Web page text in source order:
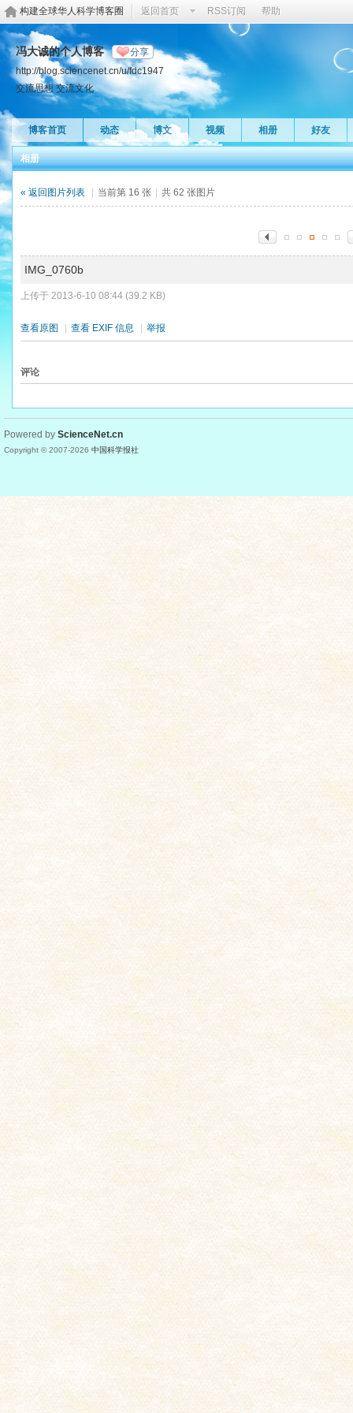
构建全球华人科学博客圈 返回首页 RSS订阅 帮助
冯大诚的个人博客 分享
http://blog.sciencenet.cn/u/fdc1947
交流思想 交流文化
博客首页 动态 博文 视频 相册 好友
相册
« 返回图片列表 当前第 16 张 共 62 张图片
IMG_0760b
上传于 2013-6-10 08:44 (39.2 KB)
查看原图 查看 EXIF 信息 举报
评论
Powered by ScienceNet.cn
Copyright © 2007-2026 中国科学报社